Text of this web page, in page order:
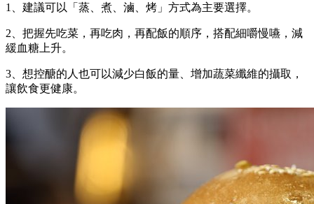
1、建議可以「蒸、煮、滷、烤」方式為主要選擇。
2、把握先吃菜，再吃肉，再配飯的順序，搭配細嚼慢嚥，減
緩血糖上升。
3、想控醣的人也可以減少白飯的量、增加蔬菜纖維的攝取，
讓飲食更健康。